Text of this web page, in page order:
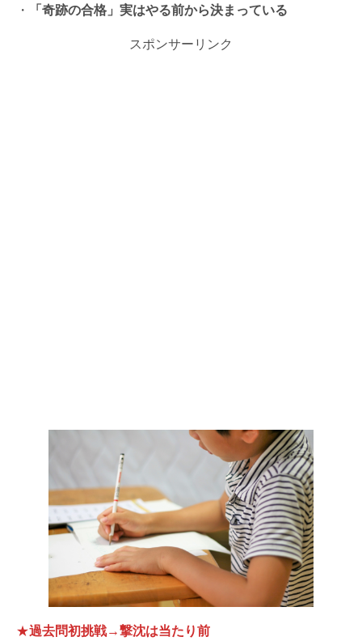
・
「奇跡の合格」実はやる前から決まっている
スポンサーリンク
★過去問初挑戦→撃沈は当たり前